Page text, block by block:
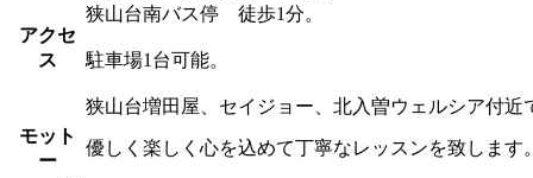
アクセ
ス
狭山台南バス停 徒歩1分。
駐車場1台可能。
狭山台増田屋、セイジョー、北入曽ウェルシア付近
モット
ー
優しく楽しく心を込めて丁寧なレッスンを致します